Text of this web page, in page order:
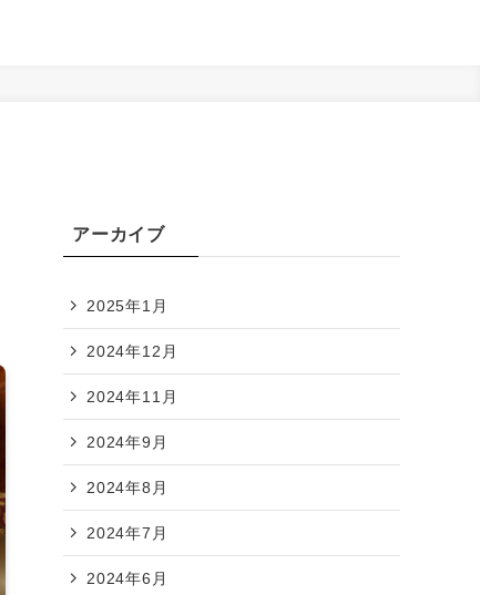
アーカイブ
2025年1月
2024年12月
2024年11月
2024年9月
2024年8月
2024年7月
2024年6月